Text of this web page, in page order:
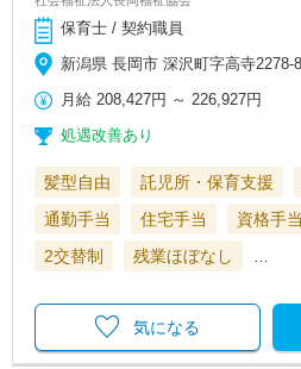
保育士 / 契約職員
新潟県 長岡市 深沢町字高寺2278-8
月給 208,427円 ～226,927円
処遇改善あり
髪型自由 託児所・保育支援
通勤手当
住宅手当 資格手当
2交替制
残業ほぼなし …
気になる